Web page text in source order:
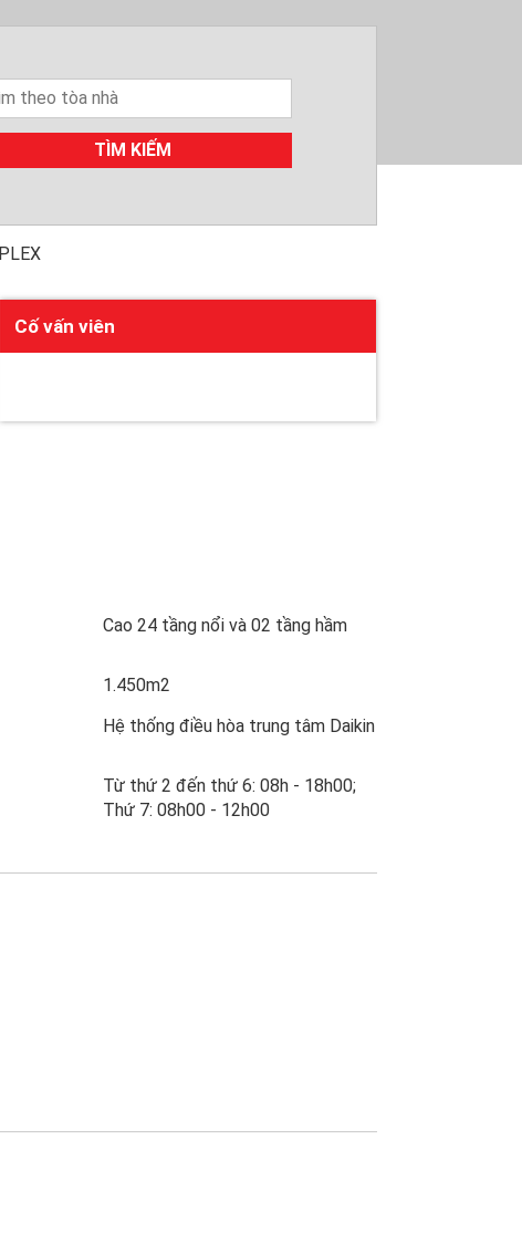
TÌM KIẾM
Cố vấn viên
Cao 24 tầng nổi và 02 tầng hầm
1.450m2
Hệ thống điều hòa trung tâm Daikin
Từ thứ 2 đến thứ 6: 08h - 18h00;
Thứ 7: 08h00 - 12h00